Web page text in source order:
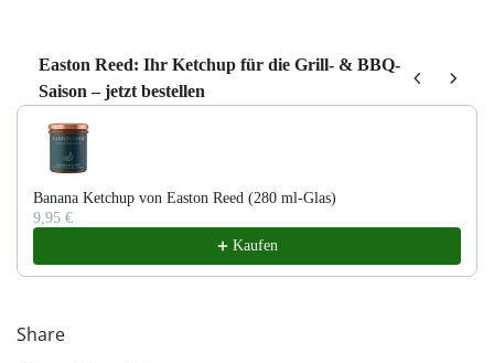
e
Easton Reed: Ihr Ketchup für die Grill- & BBQ-
Saison – jetzt bestellen
Use the Previous and Next buttons to navigate through product
Banana Ketchup von Easton Reed (280 ml-Glas)
9,95 €
Kaufen
Share